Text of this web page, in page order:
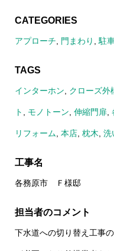
CATEGORIES
アプローチ 門まわり 駐
TAGS
インターホン クローズ外
ト モノトーン 伸縮門扉,
リフォーム 本店, 枕木 洗
工事名
各務原市 Ｆ様邸
担当者のコメント
下水道への切り替え工事